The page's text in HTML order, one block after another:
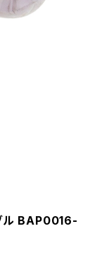
ル BAP0016-